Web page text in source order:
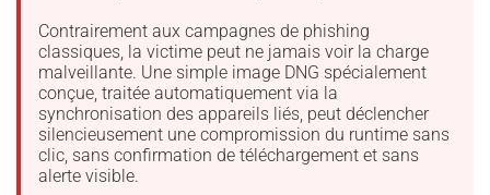
Contrairement aux campagnes de phishing
classiques, la victime peut ne jamais voir la charge
malveillante. Une simple image DNG spécialement
conçue, traitée automatiquement via la
synchronisation des appareils liés, peut déclencher
silencieusement une compromission du runtime sans
clic, sans confirmation de téléchargement et sans
alerte visible.